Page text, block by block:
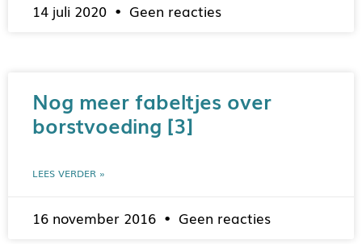
14 juli 2020 Geen reacties
Nog meer fabeltjes over
borstvoeding [3]
LEES VERDER »
16 november 2016 Geen reacties